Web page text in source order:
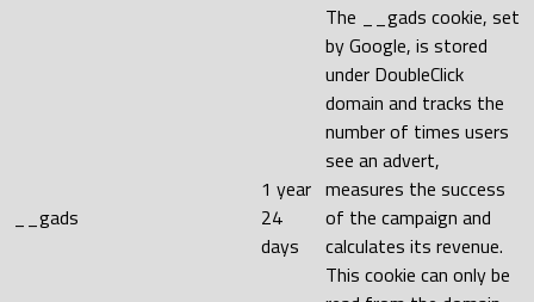
__gads
1 year
24
days
The __gads cookie, set
by Google, is stored
under DoubleClick
domain and tracks the
number of times users
see an advert,
measures the success
of the campaign and
calculates its revenue.
This cookie can only be